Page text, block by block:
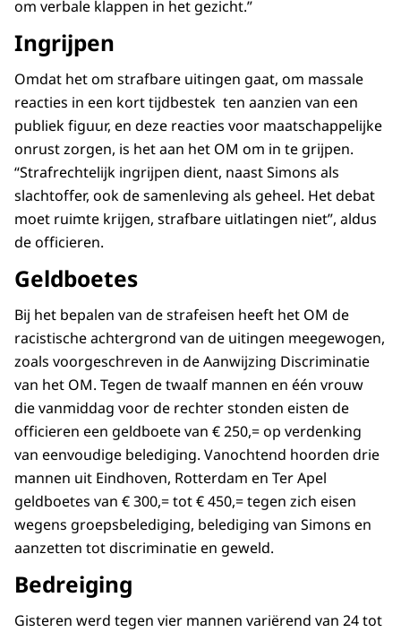
om verbale klappen in het gezicht.”
Ingrijpen
Omdat het om strafbare uitingen gaat, om massale
reacties in een kort tijdbestek ten aanzien van een
publiek figuur, en deze reacties voor maatschappelijke
onrust zorgen, is het aan het OM om in te grijpen.
“Strafrechtelijk ingrijpen dient, naast Simons als
slachtoffer, ook de samenleving als geheel. Het debat
moet ruimte krijgen, strafbare uitlatingen niet”, aldus
de officieren.
Geldboetes
Bij het bepalen van de strafeisen heeft het OM de
racistische achtergrond van de uitingen meegewogen,
zoals voorgeschreven in de Aanwijzing Discriminatie
van het OM. Tegen de twaalf mannen en één vrouw
die vanmiddag voor de rechter stonden eisten de
officieren een geldboete van € 250,= op verdenking
van eenvoudige belediging. Vanochtend hoorden drie
mannen uit Eindhoven, Rotterdam en Ter Apel
geldboetes van € 300,= tot € 450,= tegen zich eisen
wegens groepsbelediging, belediging van Simons en
aanzetten tot discriminatie en geweld.
Bedreiging
Gisteren werd tegen vier mannen variërend van 24 tot